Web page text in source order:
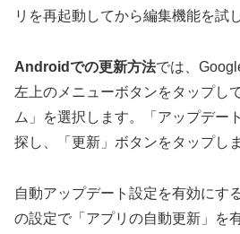
リを再起動してから編集機能を試
Androidでの更新方法では、
左上のメニューボタンをタップし
ム」を選択します。「アップデー
探し、「更新」ボタンをタップしま
自動アップデート設定を有効にす
の設定で「アプリの自動更新」を